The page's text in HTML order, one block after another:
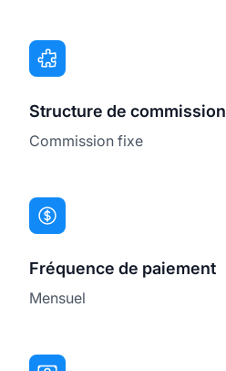
Structure de commission
Commission fixe
Fréquence de paiement
Mensuel